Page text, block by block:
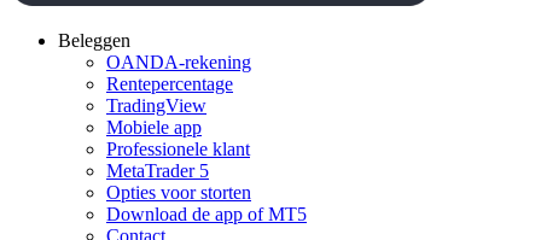
Beleggen
OANDA-rekening
Rentepercentage
TradingView
Mobiele app
Professionele klant
MetaTrader 5
Opties voor storten
Download de app of MT5
Contact